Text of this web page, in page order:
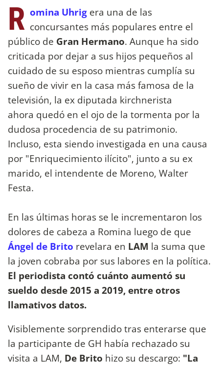
R omina Uhrig era una de las
concursantes más populares entre el
público de Gran Hermano. Aunque ha sido
criticada por dejar a sus hijos pequeños al
cuidado de su esposo mientras cumplía su
sueño de vivir en la casa más famosa de la
televisión, la ex diputada kirchnerista
ahora quedó en el ojo de la tormenta por la
dudosa procedencia de su patrimonio.
Incluso, esta siendo investigada en una causa
por "Enriquecimiento ilícito", junto a su ex
marido, el intendente de Moreno, Walter
Festa.
En las últimas horas se le incrementaron los
dolores de cabeza a Romina luego de que
Ángel de Brito revelara en LAM la suma que
la joven cobraba por sus labores en la política.
El periodista contó cuánto aumentó su
sueldo desde 2015 a 2019, entre otros
llamativos datos.
Visiblemente sorprendido tras enterarse que
la participante de GH había rechazado su
visita a LAM, De Brito hizo su descargo: "La